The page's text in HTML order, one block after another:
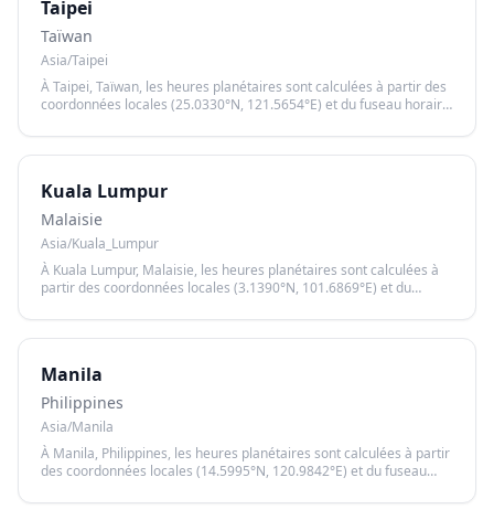
Taipei
Taïwan
Asia/Taipei
À Taipei, Taïwan, les heures planétaires sont calculées à partir des
coordonnées locales (25.0330°N, 121.5654°E) et du fuseau horaire
coucher du soleil.
Kuala Lumpur
Malaisie
Asia/Kuala_Lumpur
À Kuala Lumpur, Malaisie, les heures planétaires sont calculées à
partir des coordonnées locales (3.1390°N, 101.6869°E) et du
basé sur le lever et le coucher du soleil.
Manila
Philippines
Asia/Manila
À Manila, Philippines, les heures planétaires sont calculées à partir
des coordonnées locales (14.5995°N, 120.9842°E) et du fuseau
et le coucher du soleil.